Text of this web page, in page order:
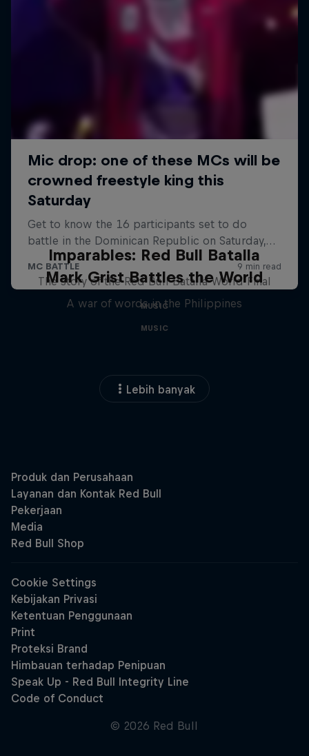
Imparables: Red Bull Batalla
The story of the Red Bull Batalla World Final
MUSIC
Mark Grist Battles the World
A war of words in the Philippines
MUSIC
Lebih banyak